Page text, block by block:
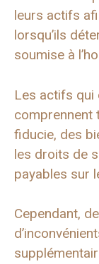
leurs actifs
lorsqu’ils
soumise à
Les actifs qui
comprennent
fiducie, des
les droits de
payables sur
Cependant,